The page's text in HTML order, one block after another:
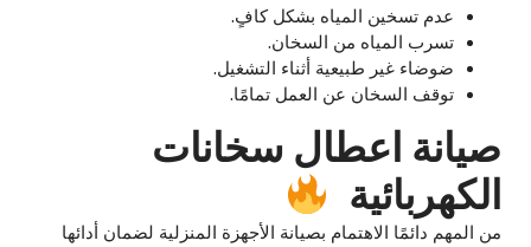
عدم تسخين المياه بشكل كافٍ.
تسرب المياه من السخان.
ضوضاء غير طبيعية أثناء التشغيل.
توقف السخان عن العمل تمامًا.
صيانة اعطال سخانات
الكهربائية
من المهم دائمًا الاهتمام بصيانة الأجهزة المنزلية لضمان أدائها